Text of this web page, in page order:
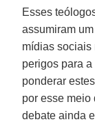
Esses
assumiram
mídias sociais
perigos para
ponderar
por esse meio
debate ainda